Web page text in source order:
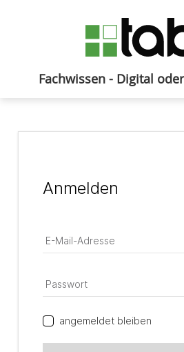
Fachwissen - Digital